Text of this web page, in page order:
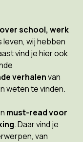
school, werk
leven, wij hebben
vind je hier ook
verhalenvan
weten te vinden.
must-read voor
. Daar vind je
van